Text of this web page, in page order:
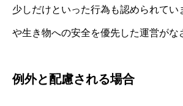
少しだけといった行為も認められてい
や生き物への安全を優先した運営がな
例外と配慮される場合